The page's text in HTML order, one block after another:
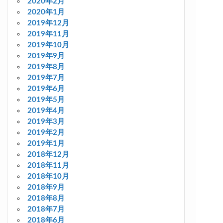
2020年1月
2019年12月
2019年11月
2019年10月
2019年9月
2019年8月
2019年7月
2019年6月
2019年5月
2019年4月
2019年3月
2019年2月
2019年1月
2018年12月
2018年11月
2018年10月
2018年9月
2018年8月
2018年7月
2018年6月